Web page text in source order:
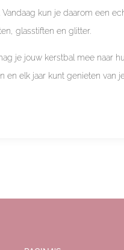
Vandaag kun je daarom een
glasstiften en glitter.
je jouw kerstbal mee naar
en elk jaar kunt genieten van